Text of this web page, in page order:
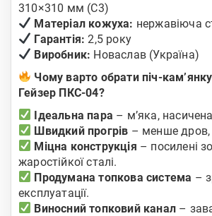
310×310 мм (С3)
Матеріал кожуха: нержавіюча
Гарантія: 2,5 року
Виробник: Новаслав (Україна)
Чому варто обрати піч-
Гейзер ПКС-04?
Ідеальна пара – м’яка,
Швидкий прогрів – менше дров,
Міцна конструкція – посилені
жаростійкої сталі.
Продумана топкова система –
експлуатації.
Виносний топковий канал –